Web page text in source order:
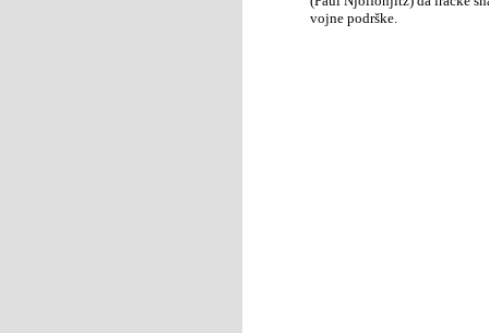
vojne podrške.